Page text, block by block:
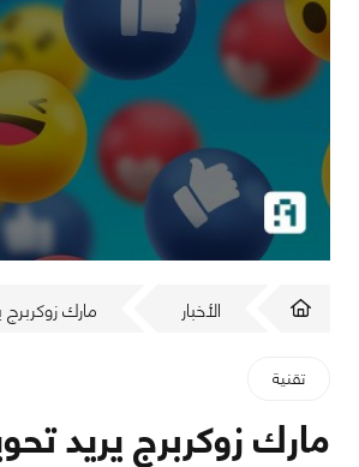
الأخبار مارك
تقنية
مارك زوكربرج يريد